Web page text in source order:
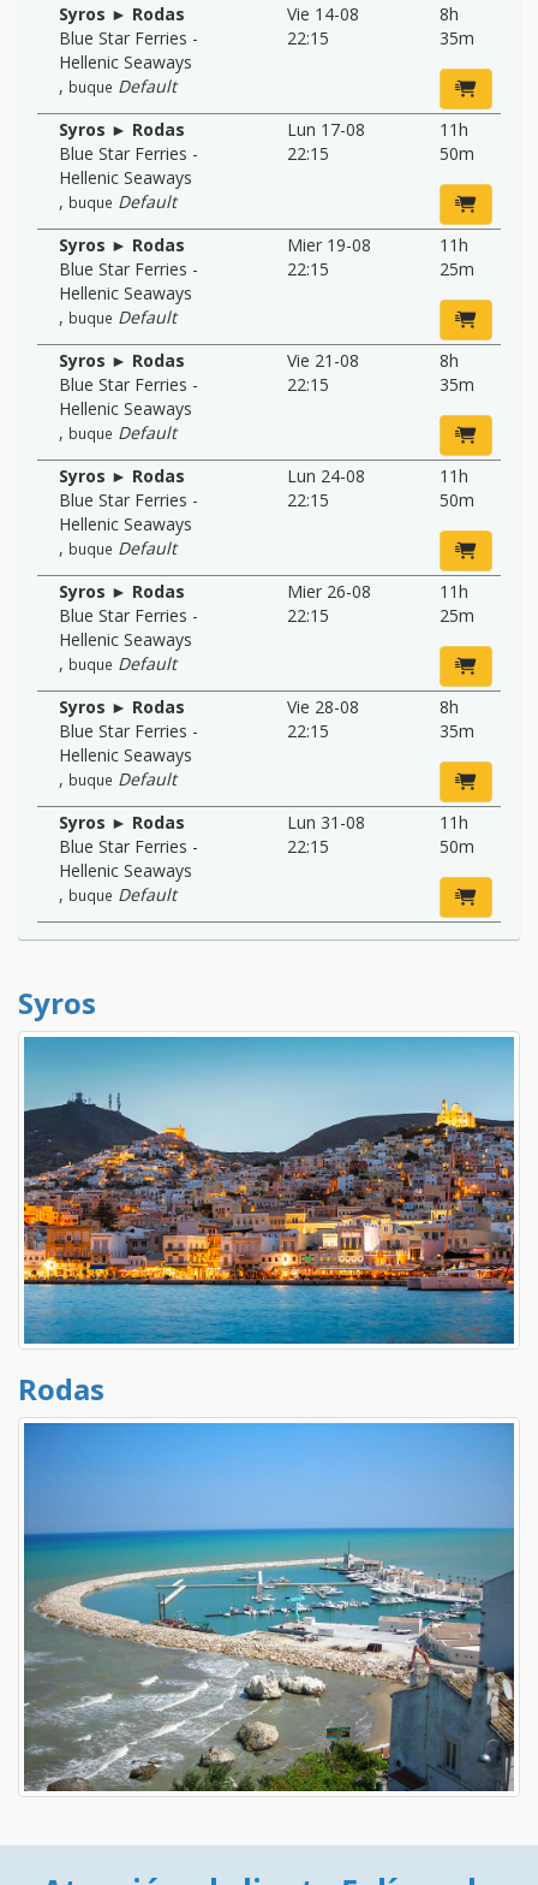
Syros ► Rodas
Blue Star Ferries -
Hellenic Seaways
, buque Default
Vie 14-08
22:15
8h
35m
Syros ► Rodas
Blue Star Ferries -
Hellenic Seaways
, buque Default
Lun 17-08
22:15
11h
50m
Syros ► Rodas
Blue Star Ferries -
Hellenic Seaways
, buque Default
Mier 19-08
22:15
11h
25m
Syros ► Rodas
Blue Star Ferries -
Hellenic Seaways
, buque Default
Vie 21-08
22:15
8h
35m
Syros ► Rodas
Blue Star Ferries -
Hellenic Seaways
, buque Default
Lun 24-08
22:15
11h
50m
Syros ► Rodas
Blue Star Ferries -
Hellenic Seaways
, buque Default
Mier 26-08
22:15
11h
25m
Syros ► Rodas
Blue Star Ferries -
Hellenic Seaways
, buque Default
Vie 28-08
22:15
8h
35m
Syros ► Rodas
Blue Star Ferries -
Hellenic Seaways
, buque Default
Lun 31-08
22:15
11h
50m
Syros
Rodas